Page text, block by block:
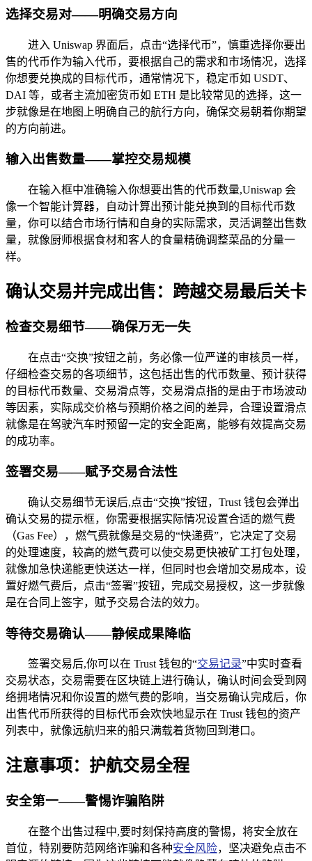
选择交易对——明确交易方向
进入 Uniswap 界面后，点击“选择代币”，慎重选择你要出
售的代币作为输入代币，要根据自己的需求和市场情况，选择
你想要兑换成的目标代币，通常情况下，稳定币如 USDT、
DAI 等，或者主流加密货币如 ETH 是比较常见的选择，这一
步就像是在地图上明确自己的航行方向，确保交易朝着你期望
的方向前进。
输入出售数量——掌控交易规模
在输入框中准确输入你想要出售的代币数量,Uniswap 会
像一个智能计算器，自动计算出预计能兑换到的目标代币数
量，你可以结合市场行情和自身的实际需求，灵活调整出售数
量，就像厨师根据食材和客人的食量精确调整菜品的分量一
样。
确认交易并完成出售：跨越交易最后关卡
检查交易细节——确保万无一失
在点击“交换”按钮之前，务必像一位严谨的审核员一样，
仔细检查交易的各项细节，这包括出售的代币数量、预计获得
的目标代币数量、交易滑点等，交易滑点指的是由于市场波动
等因素，实际成交价格与预期价格之间的差异，合理设置滑点
就像是在驾驶汽车时预留一定的安全距离，能够有效提高交易
的成功率。
签署交易——赋予交易合法性
确认交易细节无误后,点击“交换”按钮，Trust 钱包会弹出
确认交易的提示框，你需要根据实际情况设置合适的燃气费
（Gas Fee），燃气费就像是交易的“快递费”，它决定了交易
的处理速度，较高的燃气费可以使交易更快被矿工打包处理，
就像加急快递能更快送达一样，但同时也会增加交易成本，设
置好燃气费后，点击“签署”按钮，完成交易授权，这一步就像
是在合同上签字，赋予交易合法的效力。
等待交易确认——静候成果降临
签署交易后,你可以在 Trust 钱包的“交易记录”中实时查看
交易状态，交易需要在区块链上进行确认，确认时间会受到网
络拥堵情况和你设置的燃气费的影响，当交易确认完成后，你
出售代币所获得的目标代币会欢快地显示在 Trust 钱包的资产
列表中，就像远航归来的船只满载着货物回到港口。
注意事项：护航交易全程
安全第一——警惕诈骗陷阱
在整个出售过程中,要时刻保持高度的警惕，将安全放在
首位，特别要防范网络诈骗和各种安全风险，坚决避免点击不